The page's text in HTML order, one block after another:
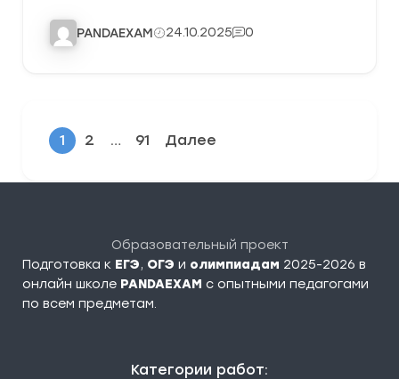
PANDAEXAM 24.10.2025 0
1 2 … 91 Далее
Образовательный проект
Подготовка к ЕГЭ, ОГЭ и олимпиадам 2025-2026 в
онлайн школе PANDAEXAM c опытными педагогами
по всем предметам.
Категории работ: